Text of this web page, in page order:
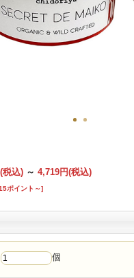
(税込) ～ 4,719円(税込)
ポイント～]
個